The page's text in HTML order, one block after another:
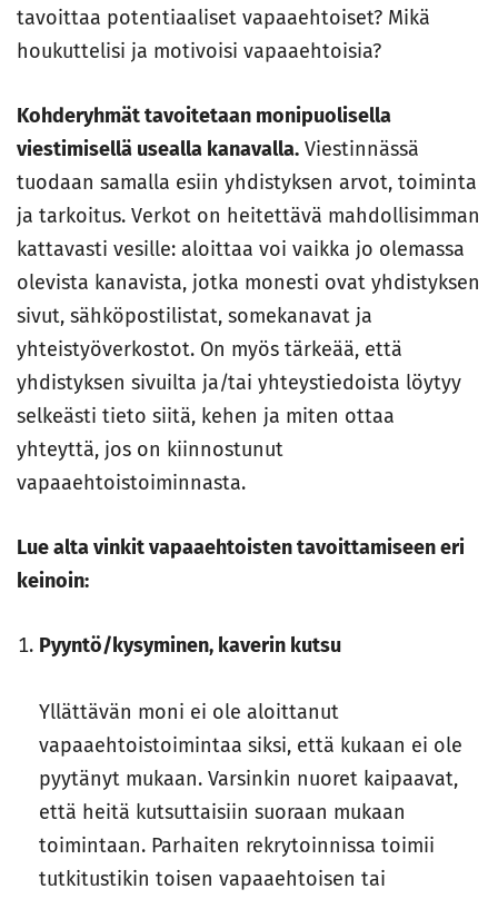
tavoittaa potentiaaliset vapaaehtoiset? Mikä
houkuttelisi ja motivoisi vapaaehtoisia?
Kohderyhmät tavoitetaan monipuolisella
viestimisellä usealla kanavalla. Viestinnässä
tuodaan samalla esiin yhdistyksen arvot, toiminta
ja tarkoitus. Verkot on heitettävä mahdollisimman
kattavasti vesille: aloittaa voi vaikka jo olemassa
olevista kanavista, jotka monesti ovat yhdistyksen
sivut, sähköpostilistat, somekanavat ja
yhteistyöverkostot. On myös tärkeää, että
yhdistyksen sivuilta ja/tai yhteystiedoista löytyy
selkeästi tieto siitä, kehen ja miten ottaa
yhteyttä, jos on kiinnostunut
vapaaehtoistoiminnasta.
Lue alta vinkit vapaaehtoisten tavoittamiseen eri
keinoin:
Pyyntö/kysyminen, kaverin kutsu
Yllättävän moni ei ole aloittanut
vapaaehtoistoimintaa siksi, että kukaan ei ole
pyytänyt mukaan. Varsinkin nuoret kaipaavat,
että heitä kutsuttaisiin suoraan mukaan
toimintaan. Parhaiten rekrytoinnissa toimii
tutkitustikin toisen vapaaehtoisen tai